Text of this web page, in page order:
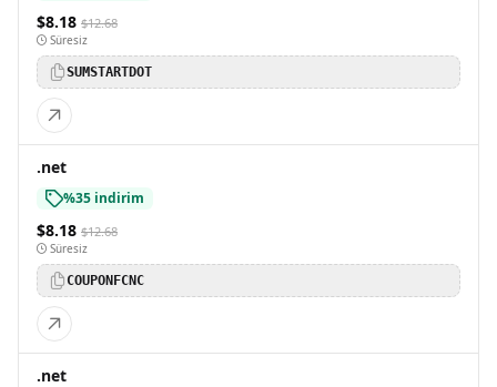
$8.18 $12.68
Süresiz
SUMSTARTDOT
.net
%35 indirim
$8.18 $12.68
Süresiz
COUPONFCNC
.net